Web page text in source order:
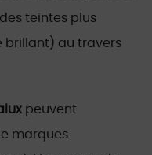
teintes plus
brillant) au travers
peuvent
marques